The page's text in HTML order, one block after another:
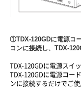
①TDX-120GDに電源コ
コンに接続し、TDX-
TDX-120GDに電源スイ
TDX-120GDに電源コー
ンに接続するだけでご使